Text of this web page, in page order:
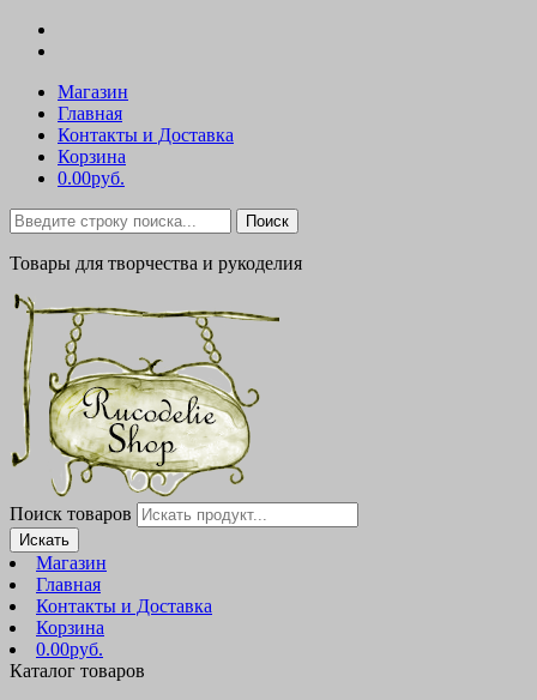
Магазин
Главная
Контакты и Доставка
Корзина
0.00руб.
Поиск
Товары для творчества и рукоделия
Поиск товаров
Искать
Магазин
Главная
Контакты и Доставка
Корзина
0.00руб.
Каталог товаров